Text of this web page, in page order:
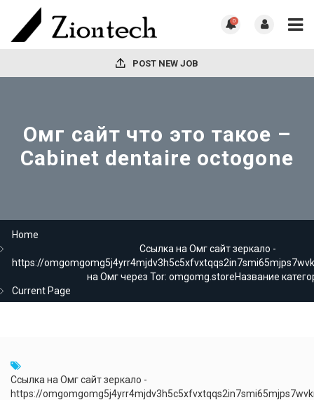
0
POST NEW JOB
Омг сайт что это такое –
Cabinet dentaire octogone
Home
Ссылка на Омг сайт зеркало -
https://
на Омг через Tor: omgomg.storeНазвание
Current Page
Ссылка на Омг сайт зеркало -
https://